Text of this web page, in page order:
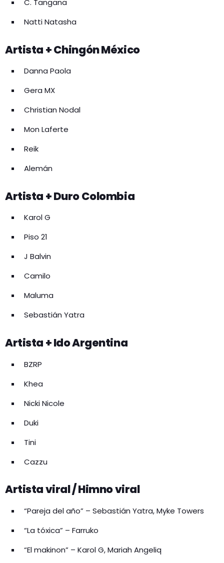
C. Tangana
Natti Natasha
Artista + Chingón México
Danna Paola
Gera MX
Christian Nodal
Mon Laferte
Reik
Alemán
Artista + Duro Colombia
Karol G
Piso 21
J Balvin
Camilo
Maluma
Sebastián Yatra
Artista + Ido Argentina
BZRP
Khea
Nicki Nicole
Duki
Tini
Cazzu
Artista viral / Himno viral
“Pareja del año” – Sebastián Yatra, Myke Towers
“La tóxica” – Farruko
“El makinon” – Karol G, Mariah Angeliq